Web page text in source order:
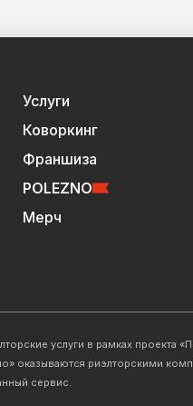
Услуги
Коворкинг
Франшиза
POLEZNO
Мерч
услуги в рамках проекта
оказываются риэлторскими
сервис.